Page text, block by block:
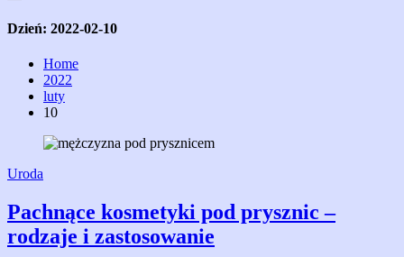
Dzień: 2022-02-10
Home
2022
luty
10
Uroda
Pachnące kosmetyki pod prysznic –
rodzaje i zastosowanie